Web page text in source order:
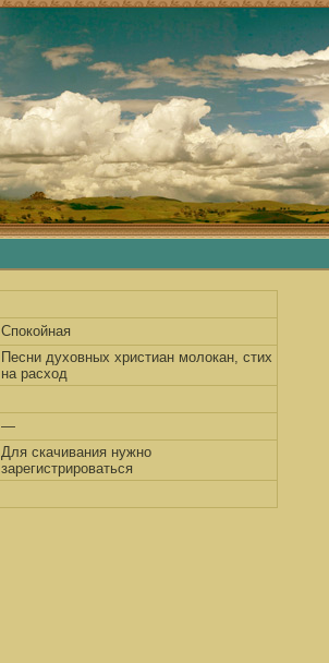
Спокойная
Песни духовных христиан молокан, стих
на расход
—
Для скачивания нужно
зарегистрироваться